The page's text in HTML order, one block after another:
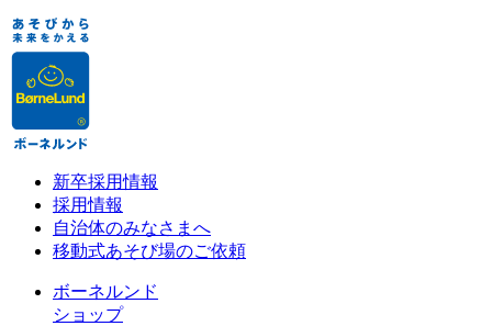
新卒採用情報
採用情報
自治体のみなさまへ
移動式あそび場のご依頼
ボーネルンド
ショップ